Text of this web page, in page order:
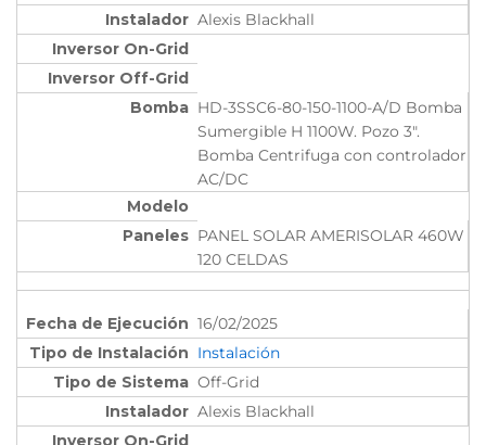
Alexis Blackhall
HD-3SSC6-80-150-1100-A/D Bomba
Sumergible H 1100W. Pozo 3".
Bomba Centrifuga con controlador
AC/DC
PANEL SOLAR AMERISOLAR 460W
120 CELDAS
16/02/2025
Instalación
Off-Grid
Alexis Blackhall